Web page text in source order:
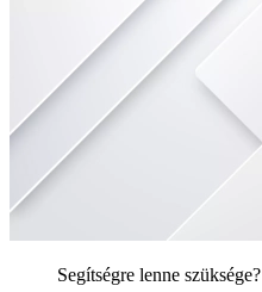
Segítségre lenne szüksége?